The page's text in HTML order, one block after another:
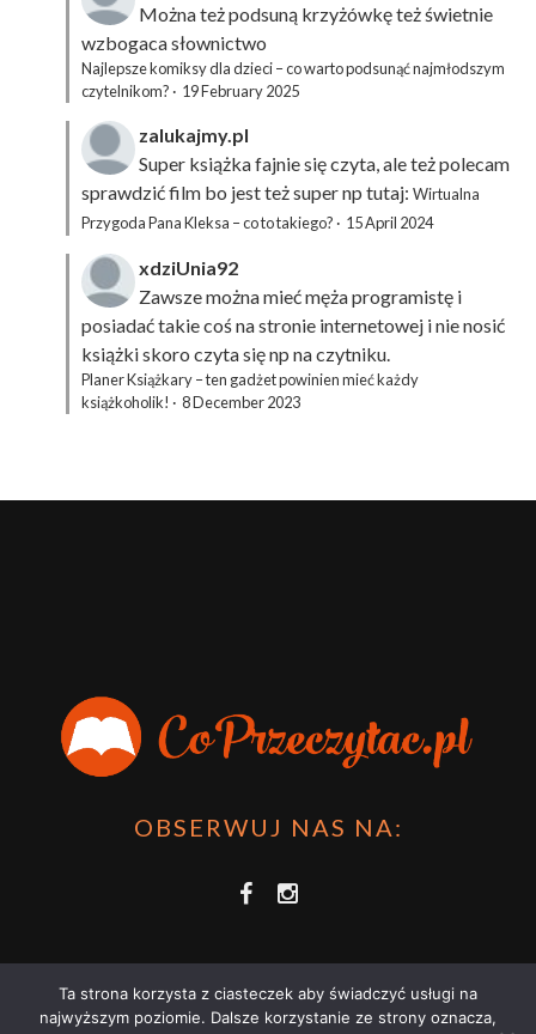
Można też podsuną krzyżówkęteż świetnie
wzbogaca słownictwo
Najlepsze komiksy dla dzieci – co warto podsunąć najmłodszym
czytelnikom? · 19 February 2025
zalukajmy.pl
Super książka fajnie się czyta, ale też polecam
sprawdzić film bo jest też super np tutaj: Wirtualna
Przygoda Pana Kleksa – co to takiego? · 15 April 2024
xdziUnia92
Zawsze można mieć męża programistę i
posiadać takie coś na stronie internetowej i nie nosić
książki skoro czyta się np na czytniku.
Planer Książkary – ten gadżet powinien mieć każdy
książkoholik! · 8 December 2023
OBSERWUJ NAS NA:
Ta strona korzysta z ciasteczek aby świadczyć usługi na
najwyższym poziomie. Dalsze korzystanie ze strony oznacza,